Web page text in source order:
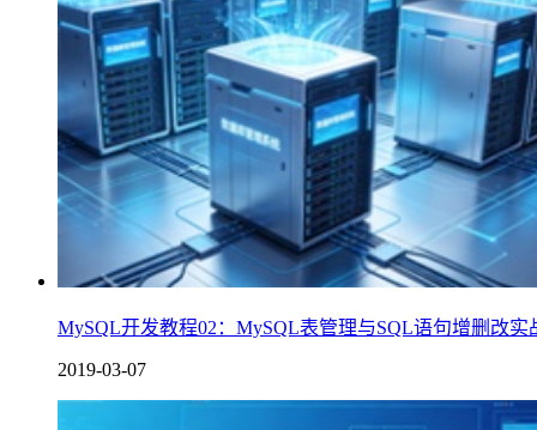
MySQL开发教程02：MySQL表管理与SQL语句增删改实
2019-03-07